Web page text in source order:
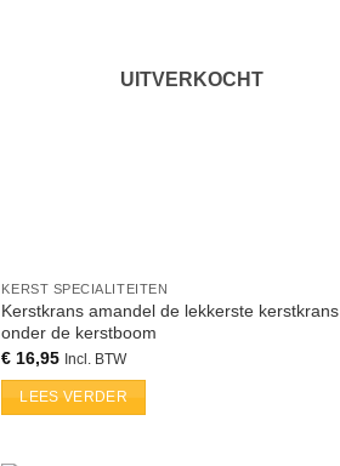
UITVERKOCHT
KERST SPECIALITEITEN
Kerstkrans amandel de lekkerste kerstkrans
onder de kerstboom
€ 16,95 Incl. BTW
LEES VERDER